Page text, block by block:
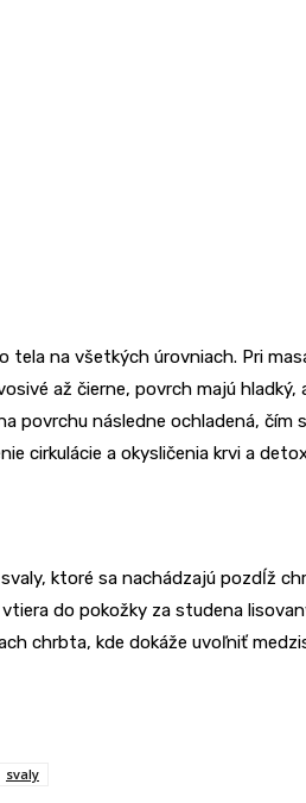
na všetkých úrovniach. Pri
až čierne, povrch majú
následne ochladená, čím
cirkulácie a okysličenia krvi a
ktoré sa nachádzajú pozdĺž
do pokožky za studena
chrbta, kde dokáže uvoľniť
svaly